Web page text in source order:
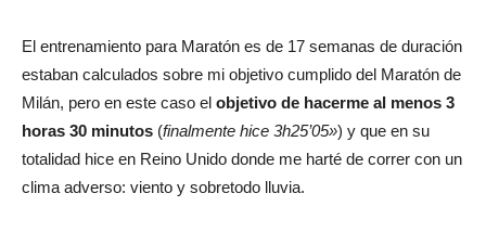
El entrenamiento para Maratón es de 17 semanas de duración
estaban calculados sobre mi objetivo cumplido del Maratón de
Milán, pero en este caso el objetivo de hacerme al menos 3
horas 30 minutos (finalmente hice 3h25’05») y que en su
totalidad hice en Reino Unido donde me harté de correr con un
clima adverso: viento y sobretodo lluvia.